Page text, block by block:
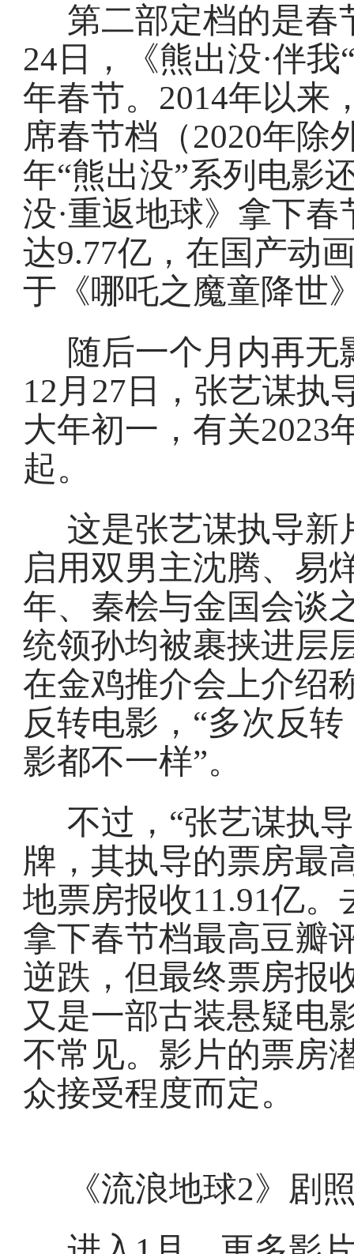
第二部定档的是春
24日，《熊出没·伴
年春节。2014年以来
席春节档（2020年除
年“熊出没”系列电影
没·重返地球》拿下
达9.77亿，在国产动
于《哪吒之魔童降世
随后一个月内再
12月27日，张艺谋执
大年初一，有关2023
起。
这是张艺谋执导新
启用双男主沈腾、易
年、秦桧与金国会谈
统领孙均被裹挟进层
在金鸡推介会上介绍
反转电影，“多次反
影都不一样”。
不过，“张艺谋执
牌，其执导的票房最
地票房报收11.91亿
拿下春节档最高豆瓣
逆跌，但最终票房报
又是一部古装悬疑电
不常见。影片的票房
众接受程度而定。
《流浪地球2》剧